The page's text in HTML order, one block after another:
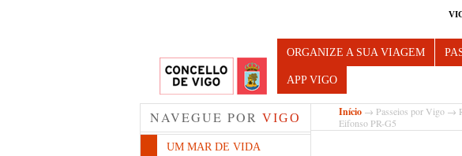
Turismo de Vigo
ORGANIZE A SUA VIAGEM
APP VIGO
NAVEGUE POR VIGO
UM MAR DE VIDA
Início → Passeios por Vigo →
Eifonso PR-G5